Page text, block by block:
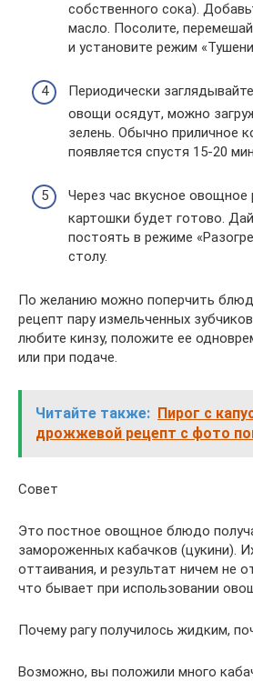
собственного сока).
масло. Посолите,
и установите режим
Периодически
овощи осядут, можно
зелень. Обычно приличное
появляется спустя 15-20
Через час вкусное овощное
картошки будет готово.
постоять в режиме
столу.
По желанию можно поперчить
рецепт пару измельченных
любите кинзу, положите ее
или при подаче.
Читайте также: Пирог с
дрожжевой рецепт с фото
Совет
Это постное овощное блюдо
замороженных кабачков (цукини).
оттаивания, и результат ничем не
что бывает при использовании
Почему рагу получилось жидким,
Возможно, вы положили много